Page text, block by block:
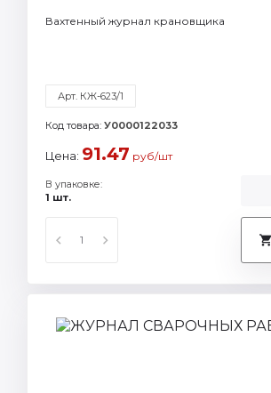
Вахтенный журнал крановщика
Арт. КЖ-623/1
Код товара: У0000122033
Цена: 91.47 руб/шт
В упаковке:
1 шт.